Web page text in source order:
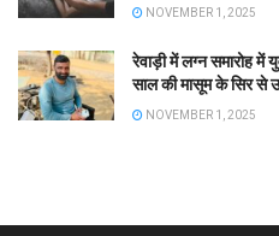
NOVEMBER 1, 2025
रेवाड़ी में लग्न समारोह में
साल की मासूम के सिर से
NOVEMBER 1, 2025